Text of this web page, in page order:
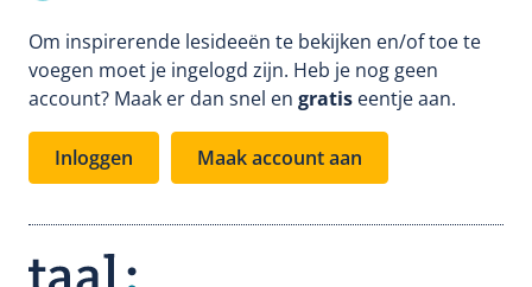
Om inspirerende lesideeën te bekijken en/of toe te
voegen moet je ingelogd zijn. Heb je nog geen
account? Maak er dan snel en gratis eentje aan.
Inloggen Maak account aan